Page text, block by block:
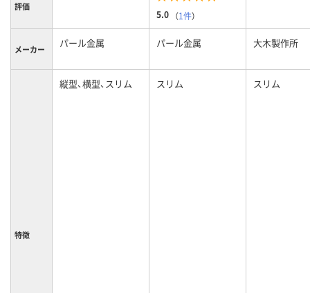
評価
5.0 （1件）
メーカー パール金属 パール金属 大木製作所
特徴
縦型、横型、スリム スリム スリム